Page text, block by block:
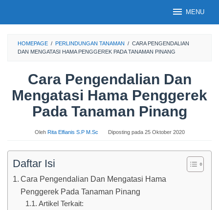
MENU
HOMEPAGE / PERLINDUNGAN TANAMAN / CARA PENGENDALIAN
DAN MENGATASI HAMA PENGGEREK PADA TANAMAN PINANG
Cara Pengendalian Dan
Mengatasi Hama Penggerek
Pada Tanaman Pinang
Oleh Rita Elfianis S.P M.Sc Diposting pada 25 Oktober 2020
Daftar Isi
Cara Pengendalian Dan Mengatasi Hama
Penggerek Pada Tanaman Pinang
Artikel Terkait: